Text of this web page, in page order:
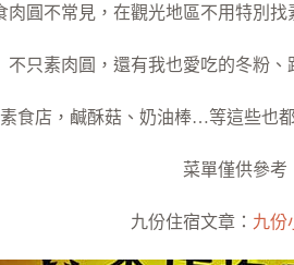
肉圓不常見，在觀光地區不用特別
不只素肉圓，還有我也愛吃的冬粉
食店，鹹酥菇、奶油棒…等這些也
菜單僅供參考
九份住宿文章： 九份